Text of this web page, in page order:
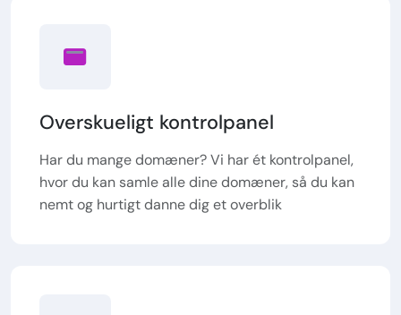
Overskueligt kontrolpanel
Har du mange domæner? Vi har ét kontrolpanel,
hvor du kan samle alle dine domæner, så du kan
nemt og hurtigt danne dig et overblik